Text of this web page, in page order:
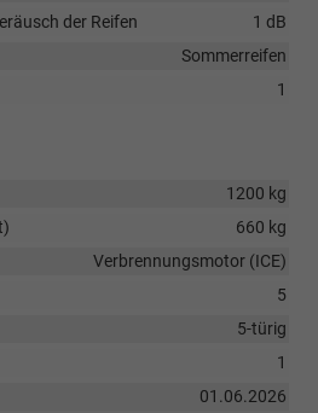
der Reifen
1 dB
Sommerreifen
1
1200 kg
660 kg
Verbrennungsmotor (ICE)
5
5-türig
1
01.06.2026